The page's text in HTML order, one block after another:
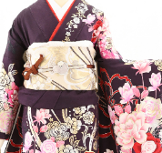
お問い合わせ・来店予約